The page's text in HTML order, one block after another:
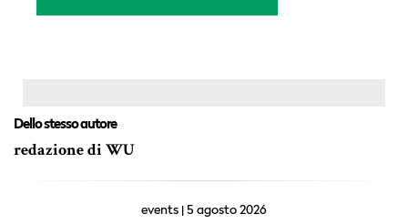
Dello stesso autore
redazione di WU
events | 5 agosto 2026